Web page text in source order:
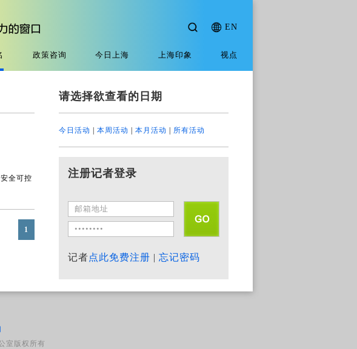
EN
政策咨询 今日上海 上海印象 视点
全可控
1
请选择欲查看的日期
今日活动 本周活动 本月活动 所有活动
注册记者登录
记者点此免费注册 | 忘记密码
室版权所有